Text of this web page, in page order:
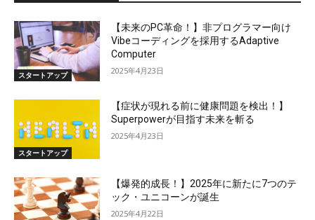
スタートアップ
【未来のPC革命！】非プログラマー向け
Vibeコーディングを採用するAdaptive
Computer
2025年4月23日
スタートアップ
【症状が現れる前に健康問題を検出！】
Superpowerが目指す未来を斬る
2025年4月23日
【爆発的成長！】2025年に新たに7つのテ
ック・ユニコーンが誕生
2025年4月22日